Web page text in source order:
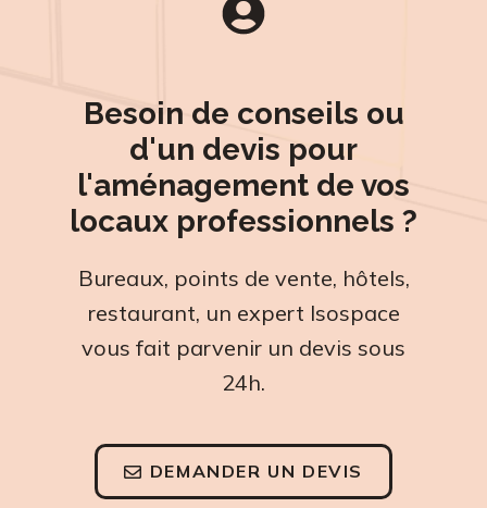
Besoin de conseils ou
d'un devis pour
l'aménagement de vos
locaux professionnels ?
Bureaux, points de vente, hôtels,
restaurant, un expert Isospace
vous fait parvenir un devis sous
24h.
DEMANDER UN DEVIS